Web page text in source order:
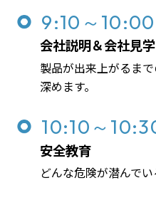
9:10～10:00
会社説明＆会社見学
製品が出来上がるま
深めます。
10:10～
安全教育
どんな危険が潜んでい